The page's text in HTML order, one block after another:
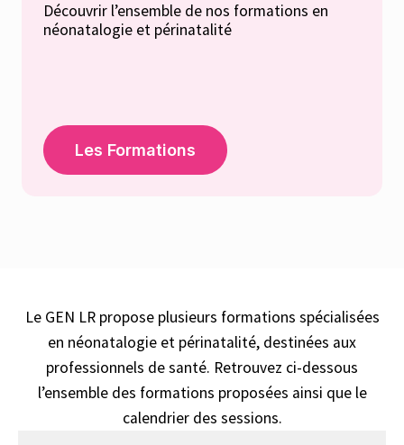
Découvrir l’ensemble de nos formations en
néonatalogie et périnatalité
Les Formations
Le GEN LR propose plusieurs formations spécialisées
en néonatalogie et périnatalité, destinées aux
professionnels de santé. Retrouvez ci-dessous
l’ensemble des formations proposées ainsi que le
calendrier des sessions.